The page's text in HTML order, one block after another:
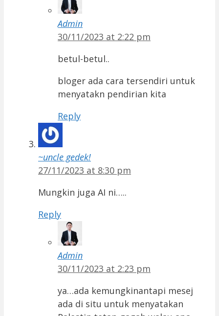
Admin
30/11/2023 at 2:22 pm
betul-betul..
bloger ada cara tersendiri untuk
menyatakn pendirian kita
Reply
~uncle gedek!
27/11/2023 at 8:30 pm
Mungkin juga AI ni…..
Reply
Admin
30/11/2023 at 2:23 pm
ya…ada kemungkinantapi mesej
ada di situ untuk menyatakan